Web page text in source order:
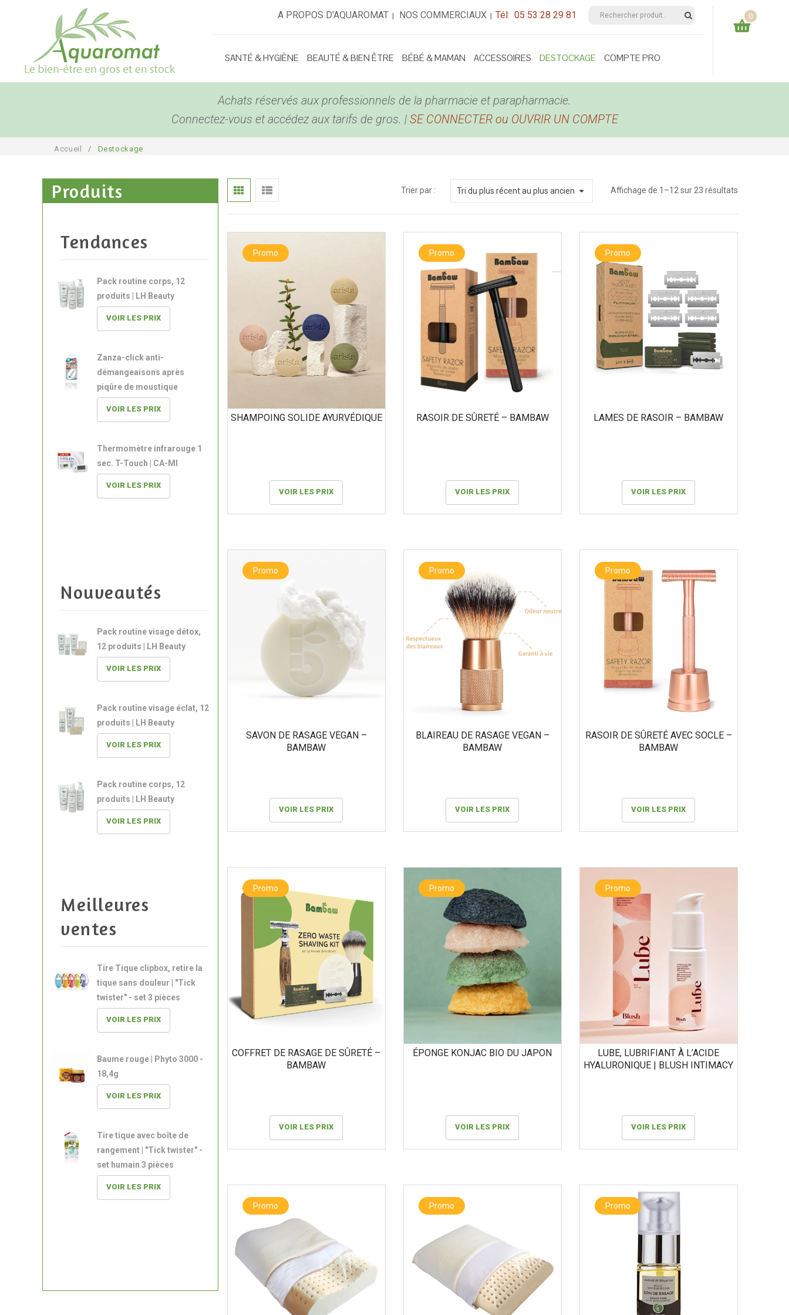
A PROPOS D'AQUAROMAT | NOS COMMERCIAUX | Tél: 05 53 28 29 81
SANTÉ & HYGIÈNE BEAUTÉ & BIEN ÊTRE BÉBÉ & MAMAN ACCESSOIRES DESTOCKAGE COMPTE PRO
0
Votre panier est vide
Achats réservés aux professionnels de la pharmacie et parapharmacie.
Connectez-vous et accédez aux tarifs de gros. | SE CONNECTER ou OUVRIR UN COMPTE
Accueil / Destockage
Produits
Tendances
Pack routine corps, 12
produits | LH Beauty
VOIR LES PRIX
Zanza-click anti-
démangeaisons après
piqûre de moustique
VOIR LES PRIX
Thermomètre infrarouge 1
sec. T-Touch | CA-MI
VOIR LES PRIX
Nouveautés
Pack routine visage détox,
12 produits | LH Beauty
VOIR LES PRIX
Pack routine visage éclat, 12
produits | LH Beauty
VOIR LES PRIX
Pack routine corps, 12
produits | LH Beauty
VOIR LES PRIX
Meilleures
ventes
Tire Tique clipbox, retire la
tique sans douleur | "Tick
twister" - set 3 pièces
VOIR LES PRIX
Baume rouge | Phyto 3000 -
18,4g
VOIR LES PRIX
Tire tique avec boîte de
rangement | "Tick twister" -
set humain 3 pièces
VOIR LES PRIX
Affichage de 1–12 sur 23 résultats
du
Trier par : Tri du plus récent au plus ancien
Promo
SHAMPOING SOLIDE AYURVÉDIQUE
VOIR LES PRIX
Promo
RASOIR DE SÛRETÉ – BAMBAW
VOIR LES PRIX
Promo
LAMES DE RASOIR – BAMBAW
VOIR LES PRIX
Promo
SAVON DE RASAGE VEGAN –
BAMBAW
VOIR LES PRIX
Promo
BLAIREAU DE RASAGE VEGAN –
BAMBAW
VOIR LES PRIX
Promo
RASOIR DE SÛRETÉ AVEC SOCLE –
BAMBAW
VOIR LES PRIX
Promo
COFFRET DE RASAGE DE SÛRETÉ –
BAMBAW
VOIR LES PRIX
Promo
ÉPONGE KONJAC BIO DU JAPON
VOIR LES PRIX
Promo
LUBE, LUBRIFIANT À L’ACIDE
HYALURONIQUE | BLUSH INTIMACY
VOIR LES PRIX
Promo Promo Promo